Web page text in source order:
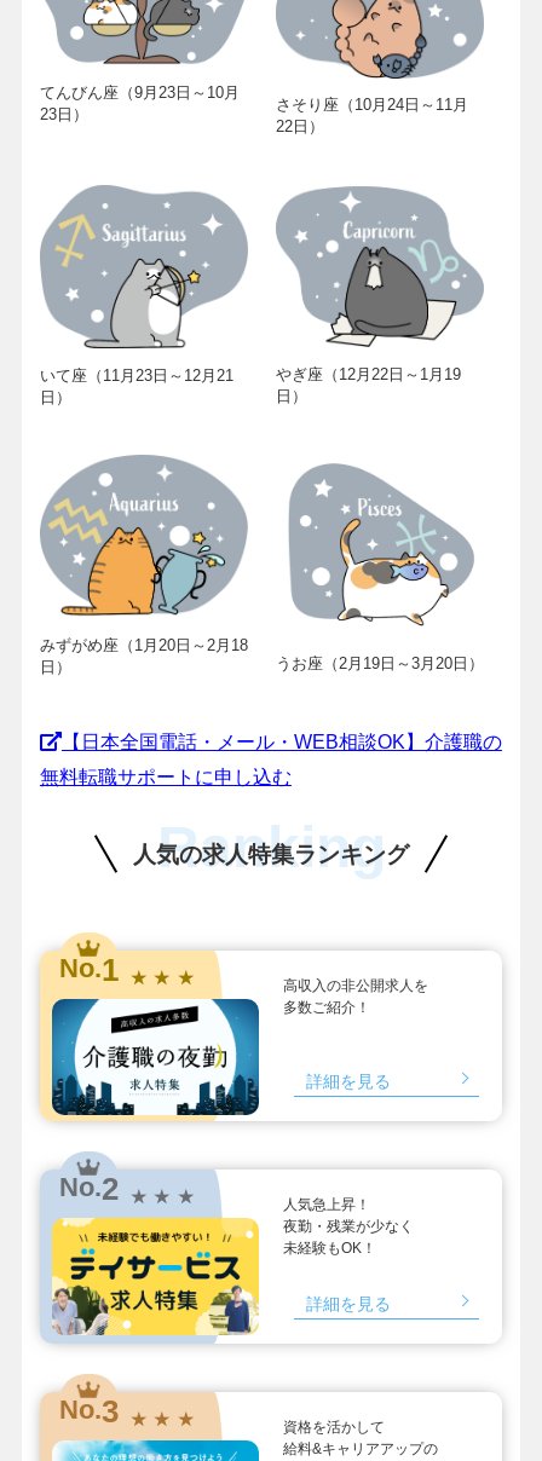
てんびん座（9月23日～10月
23日）
さそり座（10月24日～11月
22日）
いて座（11月23日～12月21
日）
やぎ座（12月22日～1月19
日）
みずがめ座（1月20日～2月18
日）
うお座（2月19日～3月20日）
【日本全国電話・メール・WEB相談OK】介護職の
無料転職サポートに申し込む
人気の求人特集ランキング
Ranking
No.1 ★ ★ ★
高収入の非公開求人を
多数ご紹介！
詳細を見る
No.2 ★ ★ ★
人気急上昇！
夜勤・残業が少なく
未経験もOK！
詳細を見る
No.3 ★ ★ ★
資格を活かして
給料&キャリアアップの